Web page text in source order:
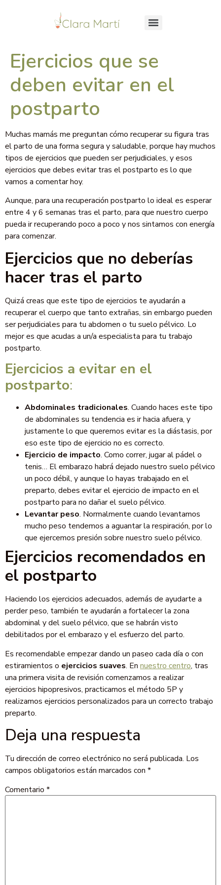
Ejercicios que se
deben evitar en el
postparto
Muchas mamás me preguntan cómo recuperar su figura tras
el parto de una forma segura y saludable, porque hay muchos
tipos de ejercicios que pueden ser perjudiciales, y esos
ejercicios que debes evitar tras el postparto es lo que
vamos a comentar hoy.
Aunque, para una recuperación postparto lo ideal es esperar
entre 4 y 6 semanas tras el parto, para que nuestro cuerpo
pueda ir recuperando poco a poco y nos sintamos con energía
para comenzar.
Ejercicios que no deberías
hacer tras el parto
Quizá creas que este tipo de ejercicios te ayudarán a
recuperar el cuerpo que tanto extrañas, sin embargo pueden
ser perjudiciales para tu abdomen o tu suelo pélvico. Lo
mejor es que acudas a un/a especialista para tu trabajo
postparto.
Ejercicios a evitar en el
postparto:
Abdominales tradicionales. Cuando haces este tipo
de abdominales su tendencia es ir hacia afuera, y
justamente lo que queremos evitar es la diástasis, por
eso este tipo de ejercicio no es correcto.
Ejercicio de impacto. Como correr, jugar al pádel o
tenis… El embarazo habrá dejado nuestro suelo pélvico
un poco débil, y aunque lo hayas trabajado en el
preparto, debes evitar el ejercicio de impacto en el
postparto para no dañar el suelo pélvico.
Levantar peso. Normalmente cuando levantamos
mucho peso tendemos a aguantar la respiración, por lo
que ejercemos presión sobre nuestro suelo pélvico.
Ejercicios recomendados en
el postparto
Haciendo los ejercicios adecuados, además de ayudarte a
perder peso, también te ayudarán a fortalecer la zona
abdominal y del suelo pélvico, que se habrán visto
debilitados por el embarazo y el esfuerzo del parto.
Es recomendable empezar dando un paseo cada día o con
estiramientos o ejercicios suaves. En nuestro centro, tras
una primera visita de revisión comenzamos a realizar
ejercicios hipopresivos, practicamos el método 5P y
realizamos ejercicios personalizados para un correcto trabajo
preparto.
Deja una respuesta
Tu dirección de correo electrónico no será publicada. Los
campos obligatorios están marcados con *
Comentario *